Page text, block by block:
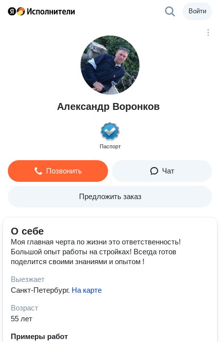
Войти
Александр Воронков
Паспорт
Позвонить Чат
Предложить заказ
О себе
Моя главная черта по жизни это ответственность!
Большой опыт работы на стройках! Всегда готов
поделится своими знаниями и опытом !
Выезжает
Санкт-Петербург. На карте
Возраст
55 лет
Примеры работ